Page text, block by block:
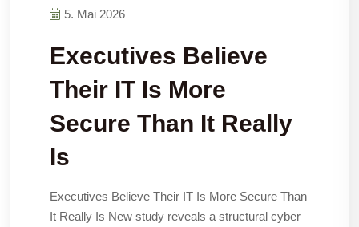
5. Mai 2026
Executives Believe
Their IT Is More
Secure Than It Really
Is
Executives Believe Their IT Is More Secure Than
It Really Is New study reveals a structural cyber